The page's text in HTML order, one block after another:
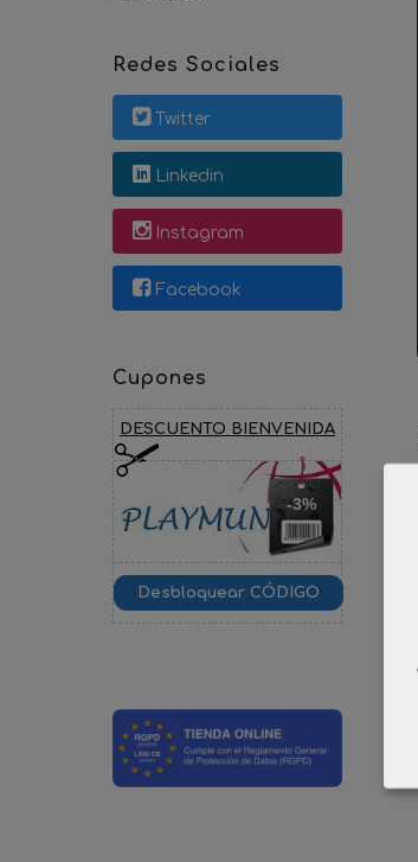
Redes Sociales
Twitter
Linkedin
Instagram
Facebook
Cupones
DESCUENTO BIENVENIDA
-3%